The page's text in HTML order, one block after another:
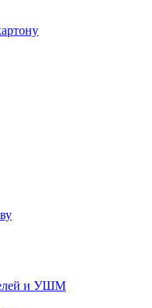
и УШМ